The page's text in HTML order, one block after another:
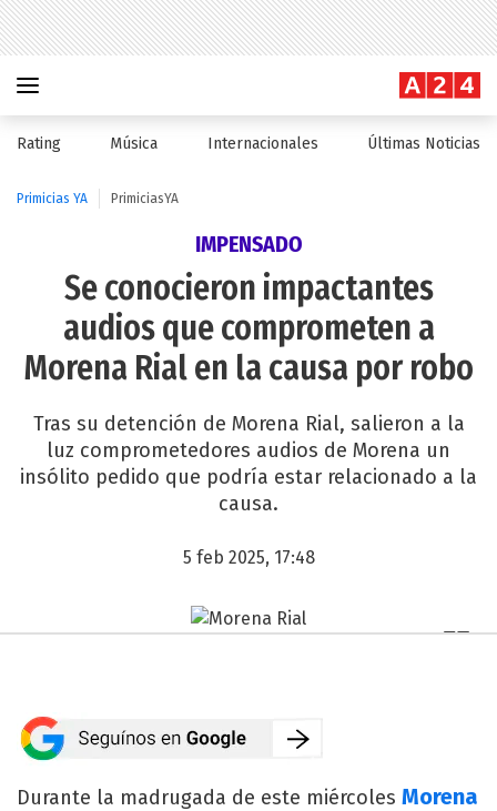
Rating Música Internacionales Últimas Noticias
Primicias YA PrimiciasYA
IMPENSADO
Se conocieron impactantes
audios que comprometen a
Morena Rial en la causa por robo
Tras su detención de Morena Rial, salieron a la
luz comprometedores audios de Morena un
insólito pedido que podría estar relacionado a la
causa.
5 feb 2025, 17:48
Durante la madrugada de este miércoles Morena